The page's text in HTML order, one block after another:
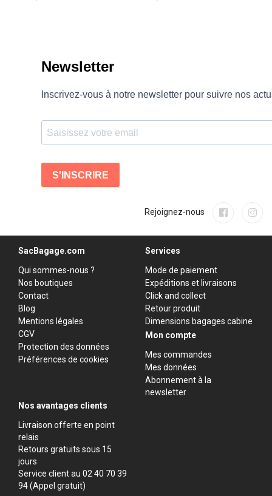
Rejoignez-nous
SacBagage.com
Qui sommes-nous ?
Nos boutiques
Contact
Blog
Mentions légales
CGV
Protection des données
Préférences de cookies
Services
Mode de paiement
Expéditions et livraisons
Click and collect
Retour produit
Dimensions bagages cabine
Mon compte
Mes commandes
Mes données
Abonnement à la
newsletter
Nos avantages clients
Livraison offerte en point
relais
Retours gratuits sous 15
jours
Service client au 02 40 70 39
94 (Appel gratuit)